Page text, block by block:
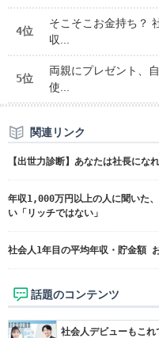
4位
そこそこお金持ち？
収...
5位
両親にプレゼント、
使...
関連リンク
【出世力診断】あなたは社長にな
年収1,000万円以上の人に聞いた
い「リッチではない」
社会人1年目の平均年収・貯金額
話題のコンテンツ
社会人デビューもこ